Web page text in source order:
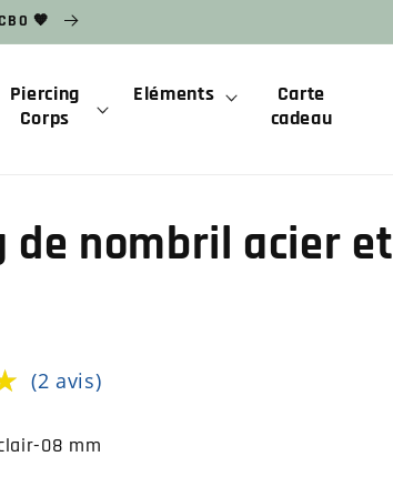
🧡
Piercing
Corps
Eléments
Carte
cadeau
de nombril acier et
(2 avis)
08 mm